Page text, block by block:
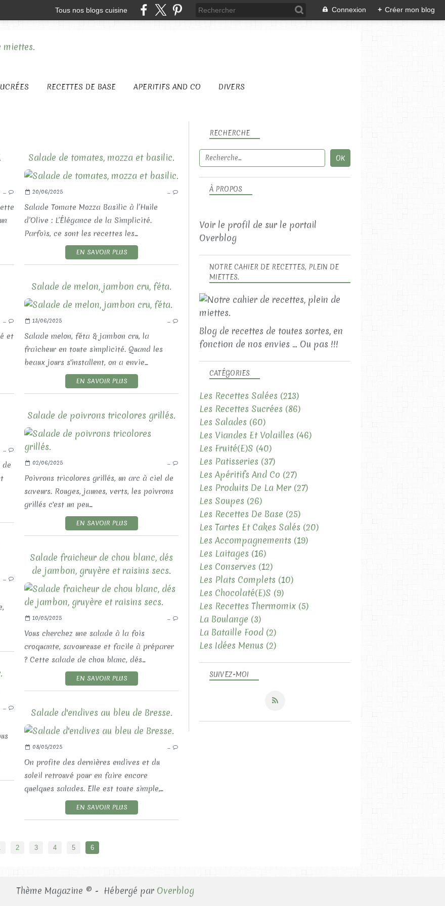
Tous nos blogs cuisine Connexion + Créer mon blog
RECETTES DE BASE APERITIFS AND CO DIVERS
LES RECETTES SALÉES
LES VIANDES ET VOLAILLES
LES SALADES
…
Salade de tomates, mozza et basilic.
LES RECETTES SALÉES
20/06/2025 …
Salade Tomate Mozza Basilic à l’Huile
d’Olive : L’Élégance de la Simplicité.
Parfois, ce sont les recettes les...
EN SAVOIR PLUS
LES RECETTES SALÉES
LES SALADES
…
et
Salade de melon, jambon cru, féta.
13/06/2025 …
Salade melon, féta & jambon cru, la
fraicheur en toute simplicité. Quand les
beaux jours s'installent, on a envie...
EN SAVOIR PLUS
LES RECETTES SALÉES
…
Salade de poivrons tricolores grillés.
LES RECETTES SALÉES
02/06/2025 …
Poivrons tricolores grillés, un arc à ciel de
saveurs. Rouges, jaunes, verts, les poivrons
grillés c'est un peu...
EN SAVOIR PLUS
LES RECETTES SALÉES
…
Salade fraicheur de chou blanc, dés
de jambon, gruyère et raisins secs.
LES RECETTES SALÉES
LES SALADES
10/05/2025 …
Vous cherchez une salade à la fois
croquante, savoureuse et facile à préparer
? Cette salade de chou blanc, dés...
EN SAVOIR PLUS
LES SALADES
… Salade d'endives au bleu de Bresse.
08/05/2025 …
On profite des dernières endives et du
soleil retrouvé pour en faire encore
quelques salades. Elle est toute simple,...
EN SAVOIR PLUS
2 3 4 5 6
SUIVEZ-MOI
RECHERCHE
NOTRE CAHIER DE RECETTES, PLEIN DE
MIETTES.
Blog de recettes de toutes sortes, en
fonction de nos envies ... Ou pas !!!
À PROPOS
Voir le profil de sur le portail
Overblog
CATÉGORIES
Les Recettes Salées (213)
Les Recettes Sucrées (86)
Les Salades (60)
Les Viandes Et Volailles (46)
Les Fruité(e)s (40)
Les Patisseries (37)
Les Apéritifs And Co (27)
Les Produits De La Mer (27)
Les Soupes (26)
Les Recettes De Base (25)
Les Tartes Et Cakes Salés (20)
Les Accompagnements (19)
Les Laitages (16)
Les Conserves (12)
Les Plats Complets (10)
Les Chocolaté(e)s (9)
Les Recettes Thermomix (5)
La Boulange (3)
La Bataille Food (2)
Les Idées Menus (2)
Thème Magazine © - Hébergé par Overblog